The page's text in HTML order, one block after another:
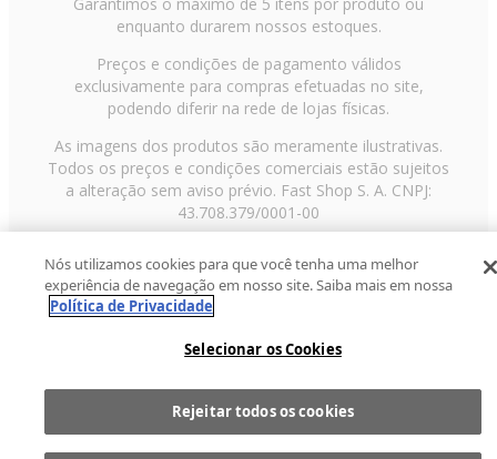
enquanto durarem nossos estoques.
Preços e condições de pagamento válidos
exclusivamente para compras efetuadas no site,
podendo diferir na rede de lojas físicas.
As imagens dos produtos são meramente ilustrativas.
Todos os preços e condições comerciais estão sujeitos
a alteração sem aviso prévio. Fast Shop S. A. CNPJ:
43.708.379/0001-00
Paulo/SP, CEP 02029-001, Telefone: 11 3003-3728 ©
2013 Fast Shop - Todos os direitos reservadosRF
Nós utilizamos cookies para que você tenha uma melhor
experiência de navegação em nosso site. Saiba mais em nossa
Política de Privacidade
Selecionar os Cookies
Rejeitar todos os cookies